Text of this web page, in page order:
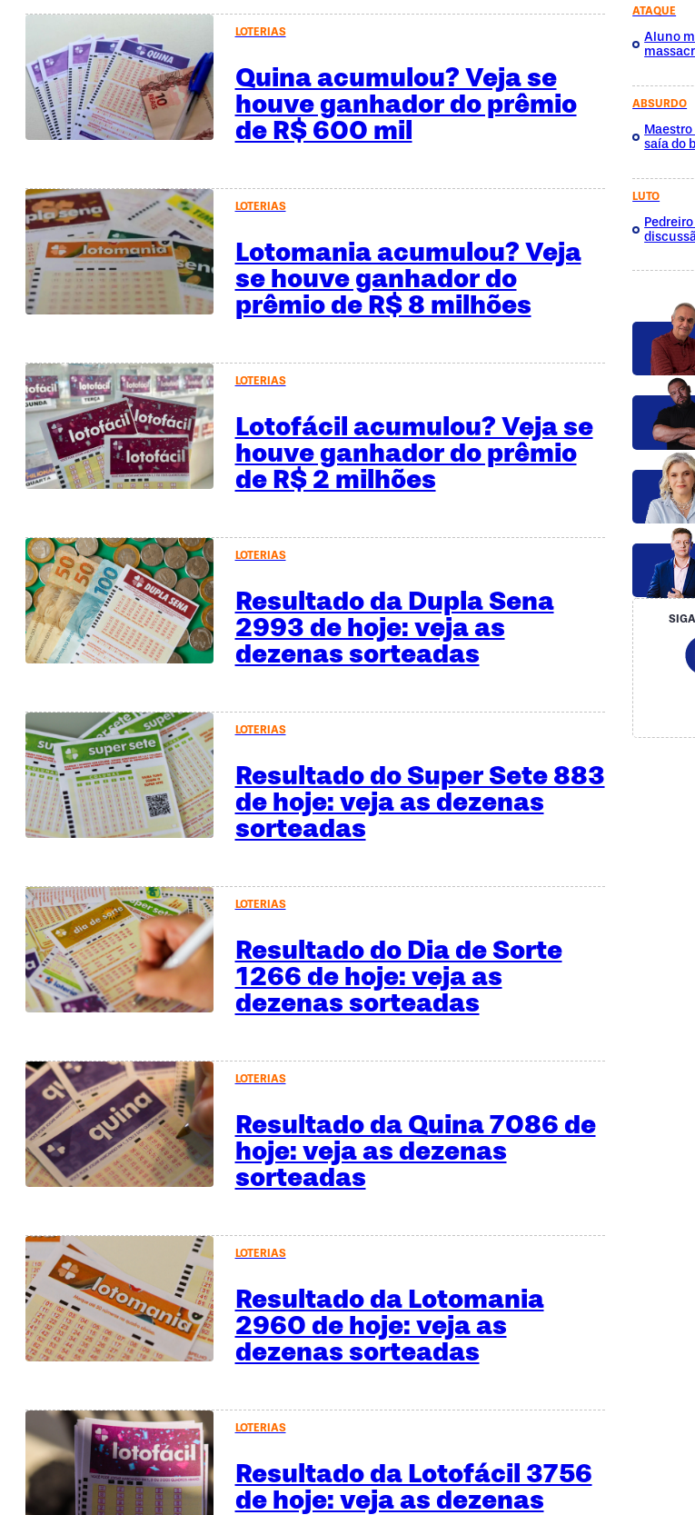
LOTERIAS
Quina acumulou? Veja se
houve ganhador do prêmio
de R$ 600 mil
LOTERIAS
Lotomania acumulou? Veja
se houve ganhador do
prêmio de R$ 8 milhões
LOTERIAS
Lotofácil acumulou? Veja se
houve ganhador do prêmio
de R$ 2 milhões
LOTERIAS
Resultado da Dupla Sena
2993 de hoje: veja as
dezenas sorteadas
LOTERIAS
Resultado do Super Sete 883
de hoje: veja as dezenas
sorteadas
LOTERIAS
Resultado do Dia de Sorte
1266 de hoje: veja as
dezenas sorteadas
LOTERIAS
Resultado da Quina 7086 de
hoje: veja as dezenas
sorteadas
LOTERIAS
Resultado da Lotomania
2960 de hoje: veja as
dezenas sorteadas
LOTERIAS
Resultado da Lotofácil 3756
de hoje: veja as dezenas
ATAQUE
Aluno
ABSURDO
saía do
LUTO